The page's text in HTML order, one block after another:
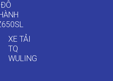
XE TẢI
TQ
WULING